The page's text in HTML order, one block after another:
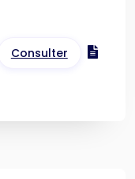
Consulter